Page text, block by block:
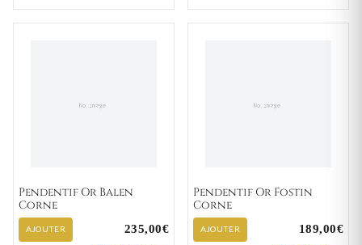
Pendentif Or Balen
Corne
AJOUTER 235,00€
Pendentif Or Fostin
Corne
AJOUTER 189,00€